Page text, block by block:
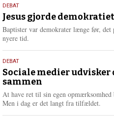
18.
maj
2026
DEBAT
Jesus gjorde
Baptister var demokrater længe før,
nyere tid.
18.
maj
2026
DEBAT
Sociale medier udvisker
sammen
At have ret til sin egen
Men i dag er det langt fra tilfældet.